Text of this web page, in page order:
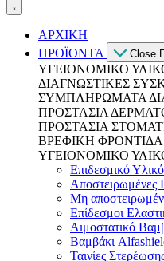
ΑΡΧΙΚΗ
ΠΡΟΪΟΝΤΑ
Close
ΥΓΕΙΟΝΟΜΙΚΟ
ΔΙΑΓΝΩΣΤΙΚΕΣ
ΣΥΜΠΛΗΡΩΜΑΤΑ
ΠΡΟΣΤΑΣΙΑ
ΠΡΟΣΤΑΣΙΑ
ΒΡΕΦΙΚΗ ΦΡΟΝΤΙΔΑ
ΥΓΕΙΟΝΟΜΙΚΟ
Επιδεσμικό
Αποστειρωμένες
Μη
Επίδεσμοι
Αιμοστατικό
Βαμβάκι
Ταινίες